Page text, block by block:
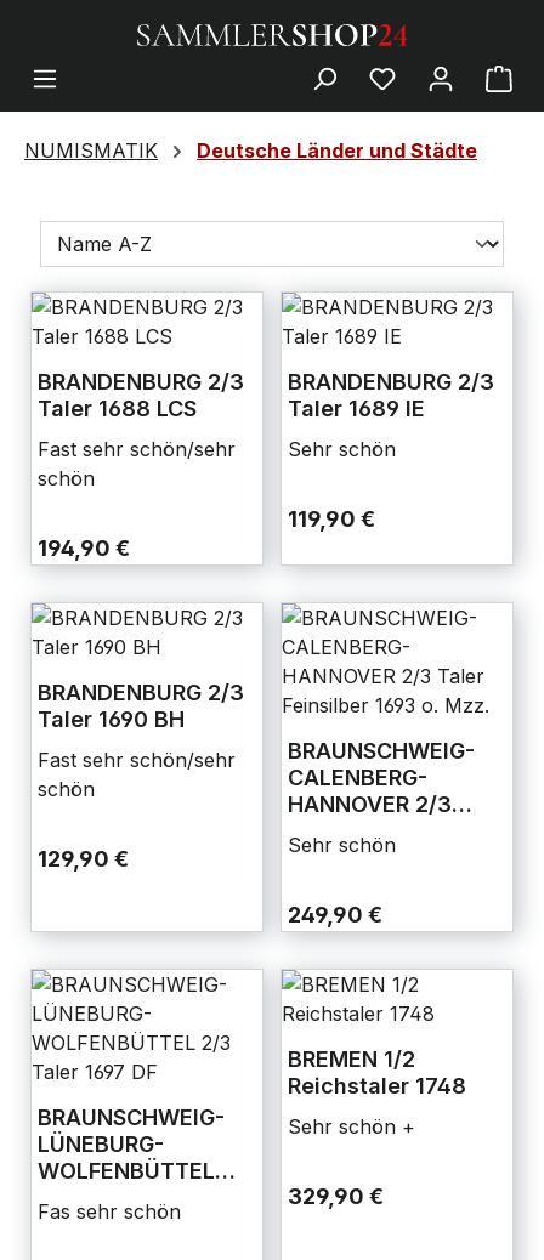
NUMISMATIK Deutsche Länder und Städte
BRANDENBURG 2/3
Taler 1688 LCS
Fast sehr schön/sehr
schön
194,90 €
BRANDENBURG 2/3
Taler 1689 IE
Sehr schön
119,90 €
BRANDENBURG 2/3
Taler 1690 BH
Fast sehr schön/sehr
schön
129,90 €
BRAUNSCHWEIG-
CALENBERG-
HANNOVER 2/3
1693 o. Mzz.
Sehr schön
249,90 €
BRAUNSCHWEIG-
LÜNEBURG-
WOLFENBÜTTEL
Fas sehr schön
BREMEN 1/2
Reichstaler 1748
Sehr schön +
329,90 €